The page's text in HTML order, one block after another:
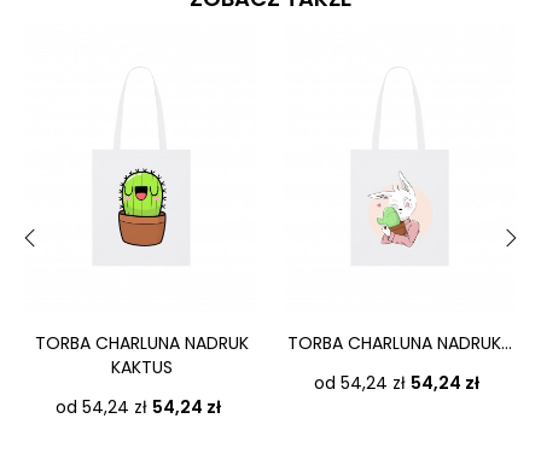
TORBA CHARLUNA NADRUK
KAKTUS
od 54,24 zł Cena
54,24 zł
TORBA CHARLUNA NADRUK...
od 54,24 zł Cena
54,24 zł